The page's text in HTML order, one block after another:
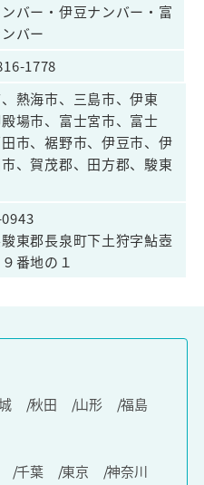
バー・伊豆ナンバー・富
バー
1778
熱海市、三島市、伊東
場市、富士宮市、富士
市、裾野市、伊豆市、伊
、賀茂郡、田方郡、駿東
東郡長泉町下土狩字鮎壺
番地の１
秋田 山形
福島
千葉 東京
神奈川